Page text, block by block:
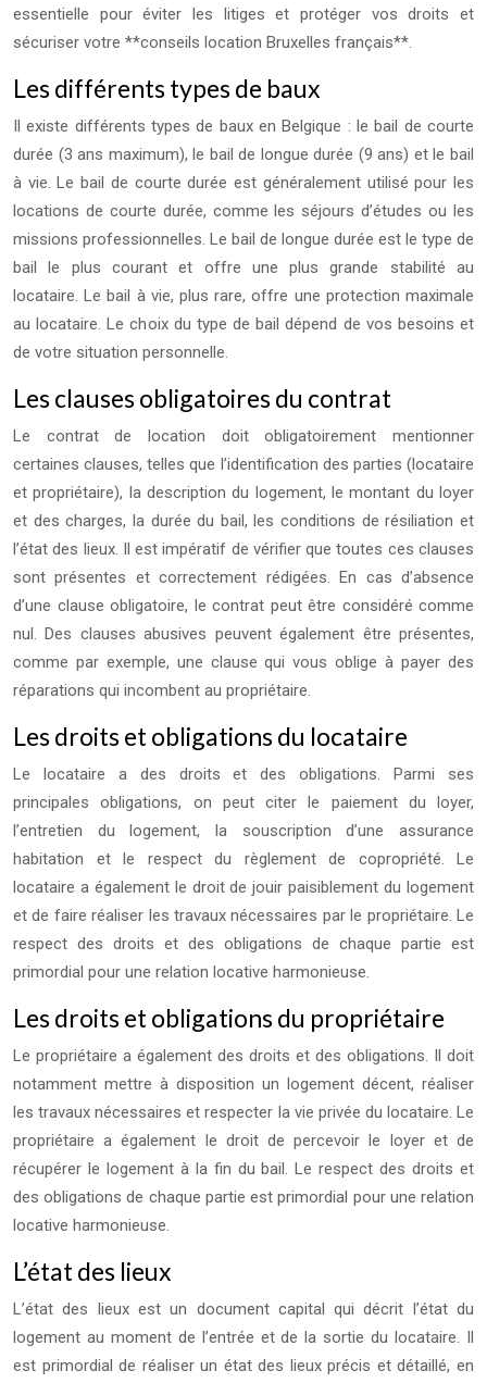
essentielle pour éviter les litiges et protéger vos droits et
sécuriser votre **conseils location Bruxelles français**.
Les différents types de baux
Il existe différents types de baux en Belgique : le bail de courte
durée (3 ans maximum), le bail de longue durée (9 ans) et le bail
à vie. Le bail de courte durée est généralement utilisé pour les
locations de courte durée, comme les séjours d’études ou les
missions professionnelles. Le bail de longue durée est le type de
bail le plus courant et offre une plus grande stabilité au
locataire. Le bail à vie, plus rare, offre une protection maximale
au locataire. Le choix du type de bail dépend de vos besoins et
de votre situation personnelle.
Les clauses obligatoires du contrat
Le contrat de location doit obligatoirement mentionner
certaines clauses, telles que l’identification des parties (locataire
et propriétaire), la description du logement, le montant du loyer
et des charges, la durée du bail, les conditions de résiliation et
l’état des lieux. Il est impératif de vérifier que toutes ces clauses
sont présentes et correctement rédigées. En cas d’absence
d’une clause obligatoire, le contrat peut être considéré comme
nul. Des clauses abusives peuvent également être présentes,
comme par exemple, une clause qui vous oblige à payer des
réparations qui incombent au propriétaire.
Les droits et obligations du locataire
Le locataire a des droits et des obligations. Parmi ses
principales obligations, on peut citer le paiement du loyer,
l’entretien du logement, la souscription d’une assurance
habitation et le respect du règlement de copropriété. Le
locataire a également le droit de jouir paisiblement du logement
et de faire réaliser les travaux nécessaires par le propriétaire. Le
respect des droits et des obligations de chaque partie est
primordial pour une relation locative harmonieuse.
Les droits et obligations du propriétaire
Le propriétaire a également des droits et des obligations. Il doit
notamment mettre à disposition un logement décent, réaliser
les travaux nécessaires et respecter la vie privée du locataire. Le
propriétaire a également le droit de percevoir le loyer et de
récupérer le logement à la fin du bail. Le respect des droits et
des obligations de chaque partie est primordial pour une relation
locative harmonieuse.
L’état des lieux
L’état des lieux est un document capital qui décrit l’état du
logement au moment de l’entrée et de la sortie du locataire. Il
est primordial de réaliser un état des lieux précis et détaillé, en